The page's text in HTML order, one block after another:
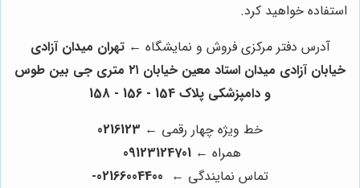
استفاده خواهید کرد.
آدرس دفتر مرکزی فروش و نمایشگاه ←تهران میدان آزادی
خیابان آزادی میدان استاد معین خیابان ۲۱ متری جی بین طوس
و دامپزشکی پلاک 154 - 156 - 158
خط ویژه چهار رقمی ← 0216123
همراه ← 09123124701
تماس نمایندگی ←
02166004400-